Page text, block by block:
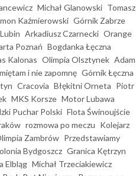
Michał Glanowski Tomasz
Kaźmierowski Górnik Zabrze
Arkadiusz Czarnecki Orange
Poznań Bogdanka Łęczna
Kalonas Olimpia Olsztynek Adam
i nie zapomnę Górnik Łęczna
Cracovia Błękitni Orneta Piotr
MKS Korsze Motor Lubawa
Puchar Polski Flota Świnoujście
rozmowa po meczu Kolejarz
Zambrów Przedstawiamy
Bydgoszcz Granica Kętrzyn
Elbląg Michał Trzeciakiewicz